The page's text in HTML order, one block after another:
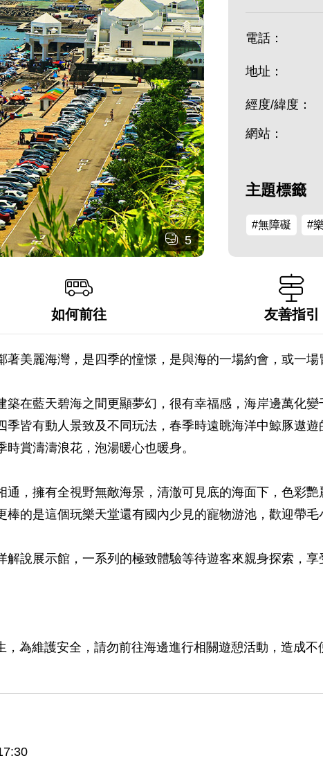
5
電話：
地址：
經度/緯度：
網站：
主題標籤
#無障礙 #
如何前往 友善指引
美麗海灣，是四季的憧憬，是與海的一場約會，或一場
在藍天碧海之間更顯夢幻，很有幸福感，海岸邊萬化
皆有動人景致及不同玩法，春季時遠眺海洋中鯨豚遨
賞濤濤浪花，泡湯暖心也暖身。
，擁有全視野無敵海景，清澈可見底的海面下，色彩
的是這個玩樂天堂還有國內少見的寵物游池，歡迎帶毛
說展示館，一系列的極致體驗等待遊客來親身探索，享
為維護安全，請勿前往海邊進行相關遊憩活動，造成不